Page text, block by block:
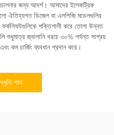
জন্য আদর্শ। আমাদের ইলেকট্রিক
ঐতিহ্যগত ডিজেল বা এলপিজি মডেলগুলির
শক্তিশালী করে তোলা উন্নত
শুধুমাত্র জ্বালানি খরচে ৩০% পর্যন্ত সাশ্রয়
কম চার্জিং ব্যবধান প্রদান করে।
পান